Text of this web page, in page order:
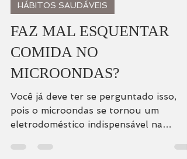
16 de mai. de 2024
FAZ MAL ESQUENTAR
COMIDA NO
MICROONDAS?